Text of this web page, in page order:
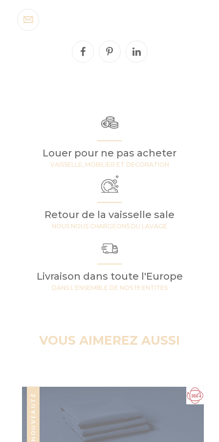
Louer pour ne pas acheter
VAISSELLE, MOBILIER ET DECORATION
Retour de la vaisselle sale
NOUS NOUS CHARGEONS DU LAVAGE
Livraison dans toute l'Europe
DANS L'ENSEMBLE DE NOS 19 ENTITES
VOUS AIMEREZ AUSSI
NOUVEAUTÉ